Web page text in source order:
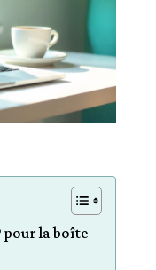
pour la boîte